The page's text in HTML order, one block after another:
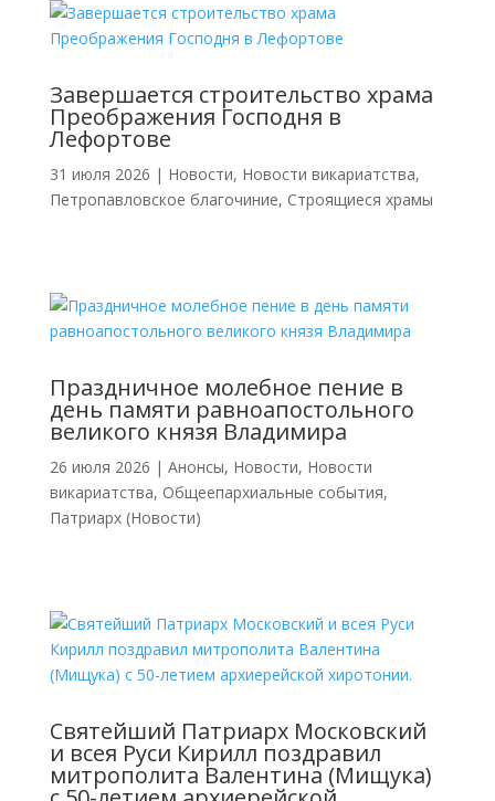
Завершается строительство храма
Преображения Господня в
Лефортове
31 июля 2026 | Новости, Новости викариатства,
Петропавловское благочиние, Строящиеся храмы
Праздничное молебное пение в
день памяти равноапостольного
великого князя Владимира
26 июля 2026 | Анонсы, Новости, Новости
викариатства, Общеепархиальные события,
Патриарх (Новости)
Святейший Патриарх Московский
и всея Руси Кирилл поздравил
митрополита Валентина (Мищука)